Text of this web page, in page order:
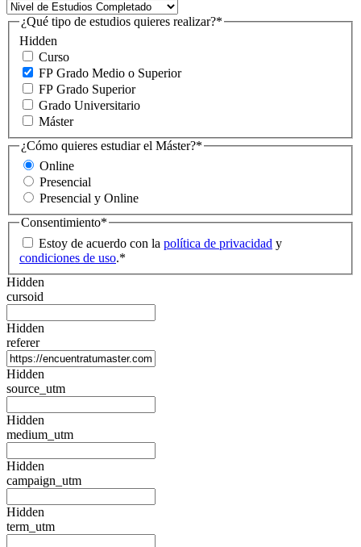
Hidden
¿Qué tipo de estudios quieres realizar?*
Curso
FP Grado Medio o Superior
FP Grado Superior
Grado Universitario
Máster
¿Cómo quieres estudiar el Máster?*
Online
Presencial
Presencial y Online
Consentimiento*
Estoy de acuerdo con la política de privacidad y
condiciones de uso.*
Hidden
cursoid
Hidden
referer
Hidden
source_utm
Hidden
medium_utm
Hidden
campaign_utm
Hidden
term_utm